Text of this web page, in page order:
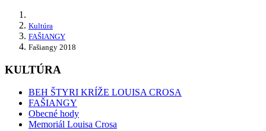
Kultúra
FAŠIANGY
Fašiangy 2018
KULTÚRA
BEH ŠTYRI KRÍŽE LOUISA CROSA
FAŠIANGY
Obecné hody
Memoriál Louisa Crosa